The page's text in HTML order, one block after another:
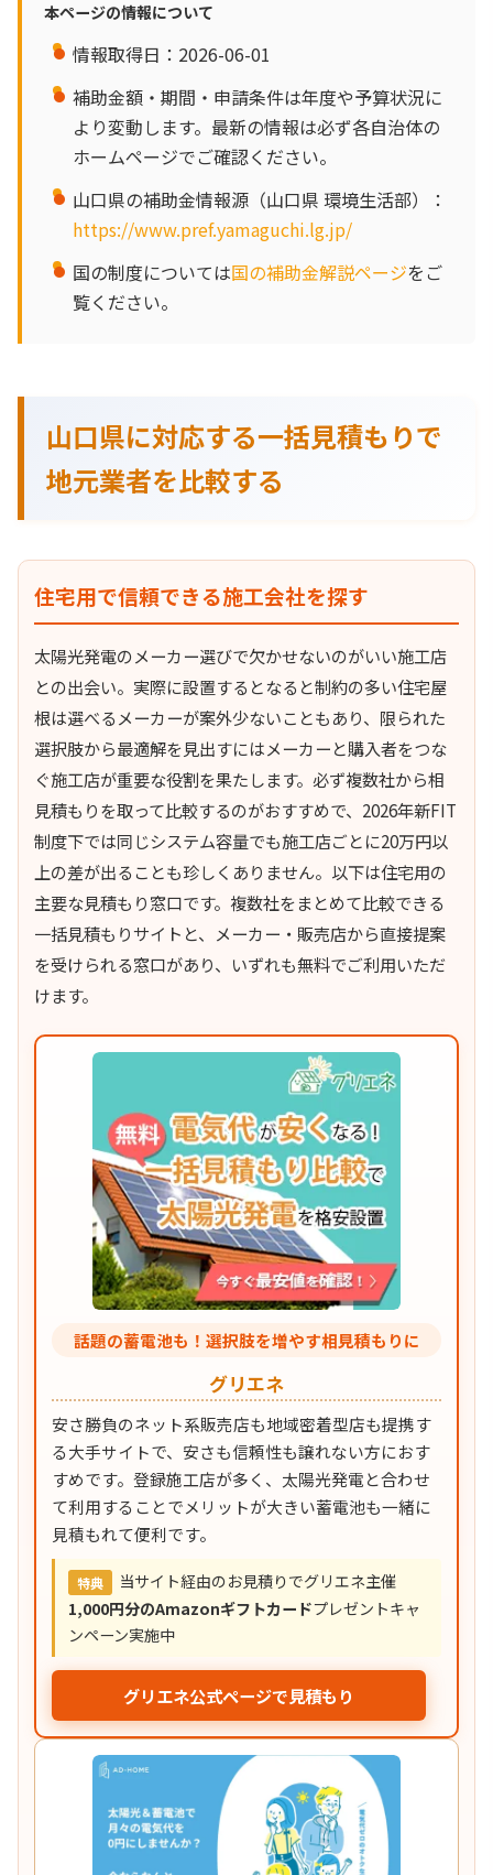
本ページの情報について
情報取得日：2026-06-01
補助金額・期間・申請条件は年度や予算状況に
より変動します。最新の情報は必ず各自治体の
ホームページでご確認ください。
山口県の補助金情報源（山口県 環境生活部）：
https://www.pref.yamaguchi.lg.jp/
国の制度については国の補助金解説ページをご
覧ください。
山口県に対応する一括見積もりで
地元業者を比較する
住宅用で信頼できる施工会社を探す
太陽光発電のメーカー選びで欠かせないのがいい施工店
との出会い。実際に設置するとなると制約の多い住宅屋
根は選べるメーカーが案外少ないこともあり、限られた
選択肢から最適解を見出すにはメーカーと購入者をつな
ぐ施工店が重要な役割を果たします。必ず複数社から相
見積もりを取って比較するのがおすすめで、2026年新FIT
制度下では同じシステム容量でも施工店ごとに20万円以
上の差が出ることも珍しくありません。以下は住宅用の
主要な見積もり窓口です。複数社をまとめて比較できる
一括見積もりサイトと、メーカー・販売店から直接提案
を受けられる窓口があり、いずれも無料でご利用いただ
けます。
話題の蓄電池も！選択肢を増やす相見積もりに
グリエネ
安さ勝負のネット系販売店も地域密着型店も提携す
る大手サイトで、安さも信頼性も譲れない方におす
すめです。登録施工店が多く、太陽光発電と合わせ
て利用することでメリットが大きい蓄電池も一緒に
見積もれて便利です。
特典
当サイト経由のお見積りでグリエネ主催
1,000円分のAmazonギフトカードプレゼントキャ
ンペーン実施中
グリエネ公式ページで見積もり